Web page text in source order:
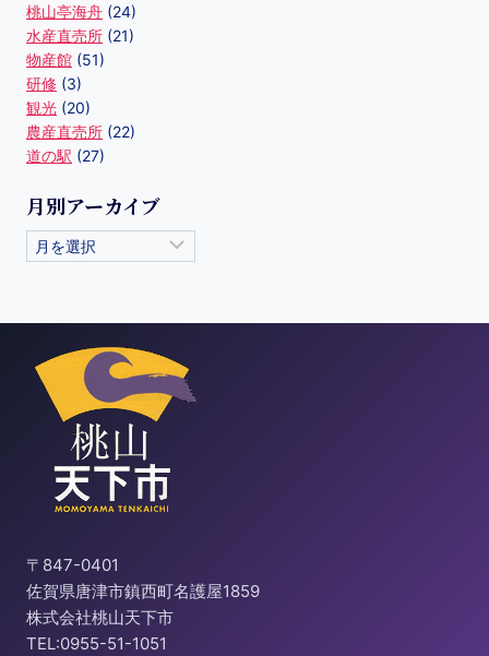
桃山亭海舟 (24)
水産直売所 (21)
物産館 (51)
研修 (3)
観光 (20)
農産直売所 (22)
道の駅 (27)
月別アーカイブ
〒847-0401
佐賀県唐津市鎮西町名護屋1859
株式会社桃山天下市
TEL:0955-51-1051